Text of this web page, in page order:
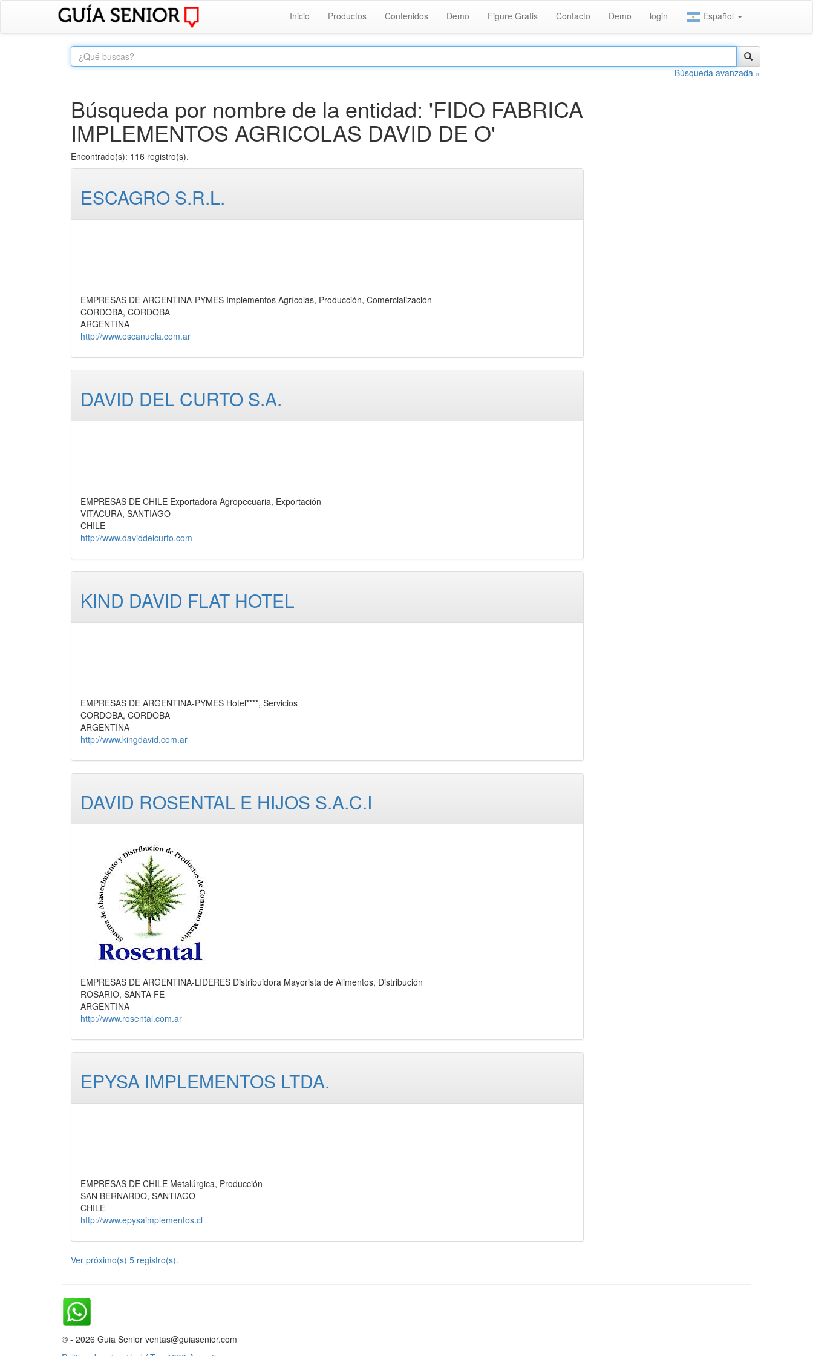
Inicio Productos Contenidos Demo Figure Gratis Contacto Demo login Español
Búsqueda avanzada »
Búsqueda por nombre de la entidad: 'FIDO FABRICA
IMPLEMENTOS AGRICOLAS DAVID DE O'
Encontrado(s): 116 registro(s).
ESCAGRO S.R.L.
EMPRESAS DE ARGENTINA-PYMES Implementos Agrícolas, Producción, Comercialización
CORDOBA, CORDOBA
ARGENTINA
http://www.escanuela.com.ar
DAVID DEL CURTO S.A.
EMPRESAS DE CHILE Exportadora Agropecuaria, Exportación
VITACURA, SANTIAGO
CHILE
http://www.daviddelcurto.com
KIND DAVID FLAT HOTEL
EMPRESAS DE ARGENTINA-PYMES Hotel****, Servicios
CORDOBA, CORDOBA
ARGENTINA
http://www.kingdavid.com.ar
DAVID ROSENTAL E HIJOS S.A.C.I
EMPRESAS DE ARGENTINA-LIDERES Distribuidora Mayorista de Alimentos, Distribución
ROSARIO, SANTA FE
ARGENTINA
http://www.rosental.com.ar
EPYSA IMPLEMENTOS LTDA.
EMPRESAS DE CHILE Metalúrgica, Producción
SAN BERNARDO, SANTIAGO
CHILE
http://www.epysaimplementos.cl
Ver próximo(s) 5 registro(s).
© - 2026 Guia Senior ventas@guiasenior.com